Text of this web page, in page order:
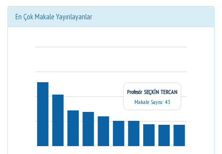
En Çok Makale Yayınlayanlar
Profesör SEÇKİN TERCAN
Makale Sayısı: 43